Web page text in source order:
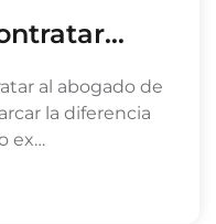
al abogado de
la diferencia
ex…